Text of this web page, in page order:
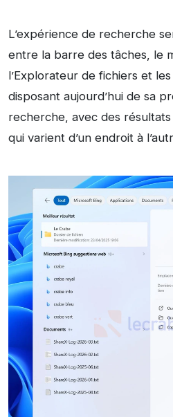
L’expérience de recherche
entre la barre des tâches, le
l’Explorateur de fichiers et
disposant aujourd’hui de sa
recherche, avec des
qui varient d’un endroit à